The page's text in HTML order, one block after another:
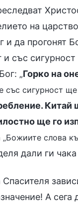
на
да прогонят
със
„Горко на
със сигурност
ще го
слова
дали ги
А